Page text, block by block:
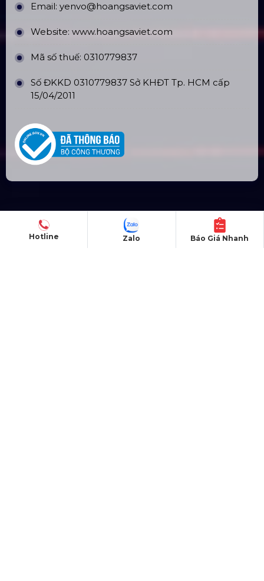
Email: yenvo@hoangsaviet.com
Website: www.hoangsaviet.com
Mã số thuế: 0310779837
Số ĐKKD 0310779837 Sở KHĐT Tp. HCM cấp
15/04/2011
SẢN PHẨM
Thiết bị âm thanh
Hotline Báo Giá Nhanh
Zalo